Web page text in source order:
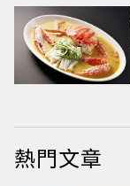
熱門文章